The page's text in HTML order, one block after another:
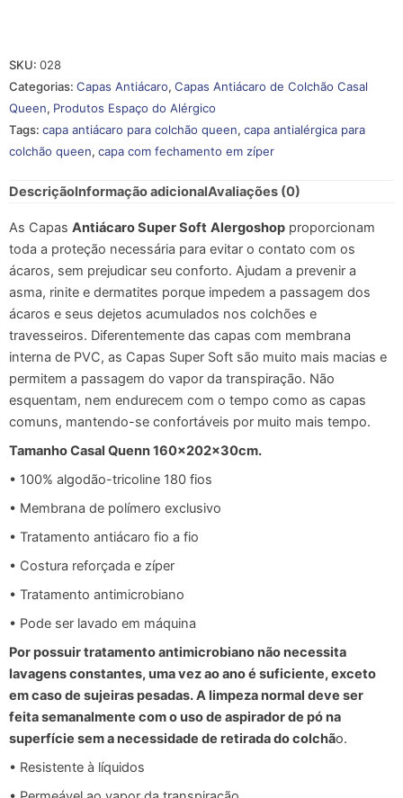
SKU: 028
Categorias: Capas Antiácaro, Capas Antiácaro de Colchão Casal
Queen, Produtos Espaço do Alérgico
Tags: capa antiácaro para colchão queen, capa antialérgica para
colchão queen, capa com fechamento em zíper
DescriçãoInformação adicionalAvaliações (0)
As Capas Antiácaro Super Soft Alergoshop proporcionam
toda a proteção necessária para evitar o contato com os
ácaros, sem prejudicar seu conforto. Ajudam a prevenir a
asma, rinite e dermatites porque impedem a passagem dos
ácaros e seus dejetos acumulados nos colchões e
travesseiros. Diferentemente das capas com membrana
interna de PVC, as Capas Super Soft são muito mais macias e
permitem a passagem do vapor da transpiração. Não
esquentam, nem endurecem com o tempo como as capas
comuns, mantendo-se confortáveis por muito mais tempo.
Tamanho Casal Quenn 160x202x30cm.
• 100% algodão-tricoline 180 fios
• Membrana de polímero exclusivo
• Tratamento antiácaro fio a fio
• Costura reforçada e zíper
• Tratamento antimicrobiano
• Pode ser lavado em máquina
Por possuir tratamento antimicrobiano não necessita
lavagens constantes, uma vez ao ano é suficiente, exceto
em caso de sujeiras pesadas. A limpeza normal deve ser
feita semanalmente com o uso de aspirador de pó na
superfície sem a necessidade de retirada do colchão.
• Resistente à líquidos